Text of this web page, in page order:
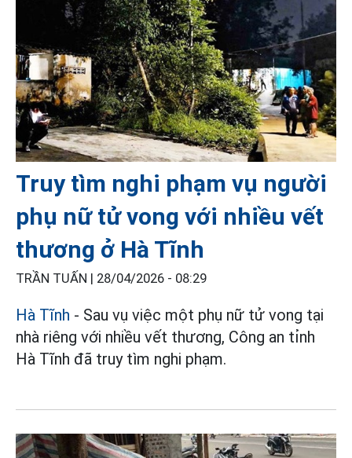
Truy tìm nghi phạm vụ người
phụ nữ tử vong với nhiều vết
thương ở Hà Tĩnh
TRẦN TUẤN | 28/04/2026 - 08:29
Hà Tĩnh - Sau vụ việc một phụ nữ tử vong tại
nhà riêng với nhiều vết thương, Công an tỉnh
Hà Tĩnh đã truy tìm nghi phạm.